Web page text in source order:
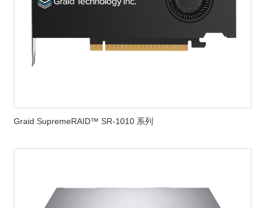
Graid SupremeRAID™ SR-1010 系列